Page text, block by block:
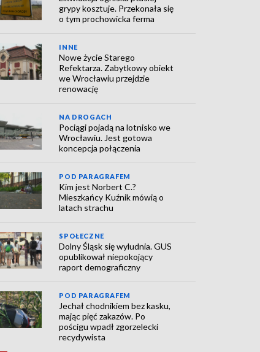
grypy kosztuje. Przekonała się
o tym prochowicka ferma
INNE
Nowe życie Starego
Refektarza. Zabytkowy obiekt
we Wrocławiu przejdzie
renowację
NA DROGACH
Pociągi pojadą na lotnisko we
Wrocławiu. Jest gotowa
koncepcja połączenia
POD PARAGRAFEM
Kim jest Norbert C.?
Mieszkańcy Kuźnik mówią o
latach strachu
SPOŁECZNE
Dolny Śląsk się wyludnia. GUS
opublikował niepokojący
raport demograficzny
POD PARAGRAFEM
Jechał chodnikiem bez kasku,
mając pięć zakazów. Po
pościgu wpadł zgorzelecki
recydywista